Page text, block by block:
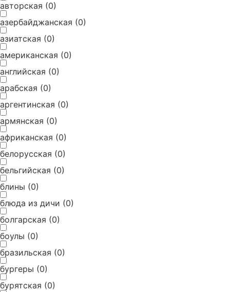
авторская (0)
азербайджанская (0)
азиатская (0)
американская (0)
английская (0)
арабская (0)
аргентинская (0)
армянская (0)
африканская (0)
белорусская (0)
бельгийская (0)
блины (0)
блюда из дичи (0)
болгарская (0)
боулы (0)
бразильская (0)
бургеры (0)
бурятская (0)